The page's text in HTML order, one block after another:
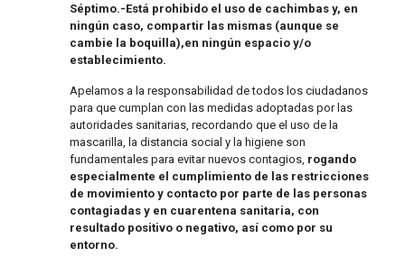
Séptimo.-Está prohibido el uso de cachimbas y, en
ningún caso, compartir las mismas (aunque se
cambie la boquilla),en ningún espacio y/o
establecimiento.
Apelamos a la responsabilidad de todos los ciudadanos
para que cumplan con las medidas adoptadas por las
autoridades sanitarias, recordando que el uso de la
mascarilla, la distancia social y la higiene son
fundamentales para evitar nuevos contagios, rogando
especialmente el cumplimiento de las restricciones
de movimiento y contacto por parte de las personas
contagiadas y en cuarentena sanitaria, con
resultado positivo o negativo, así como por su
entorno.